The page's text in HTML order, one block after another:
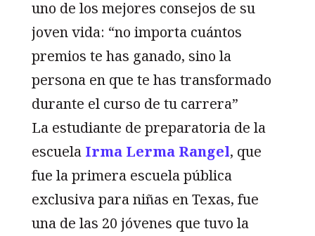
uno de los mejores consejos de su
joven vida: “no importa cuántos
premios te has ganado, sino la
persona en que te has transformado
durante el curso de tu carrera”
La estudiante de preparatoria de la
escuela Irma Lerma Rangel, que
fue la primera escuela pública
exclusiva para niñas en Texas, fue
una de las 20 jóvenes que tuvo la